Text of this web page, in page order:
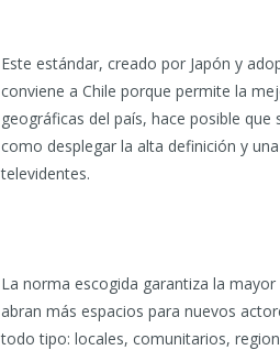
Este estándar, creado por Japón y
conviene a Chile porque permite la
geográficas del país, hace posible
como desplegar la alta definición y
televidentes.
La norma escogida garantiza la
abran más espacios para nuevos
todo tipo: locales, comunitarios,